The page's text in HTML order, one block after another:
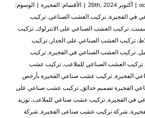
| أكتوبر 26th, 2024 | الأقسام: الفجيرة | الوسوم:
في الفجيرة, تركيب العشب الصناعي, تركيب
, تركيب العشب الصناعي على الانترلوك, تركيب
, تركيب العشب الصناعي على الجدار , تركيب
, تركيب العشب الصناعي في الفجيرة, تركيب
تركيب العشب الصناعي للملاعب, تركيب عشب
الفجيرة, تركيب عشب صناعي الفجيرة بأرخص
الفجيرة تصميم حدائق, تركيب عشب صناعي على
في الفجيرة, تركيب عشب صناعي للملاعب, توريد
, شركة تركيب عشب صناعى الفجيرة, شركة